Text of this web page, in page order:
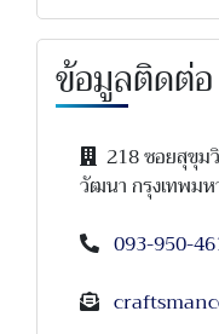
ข้อมูลติดต่อ
218 ซอยสุขุม
วัฒนา กรุงเทพม
093-950-